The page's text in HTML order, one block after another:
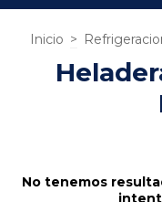
Inicio >
No tenemos